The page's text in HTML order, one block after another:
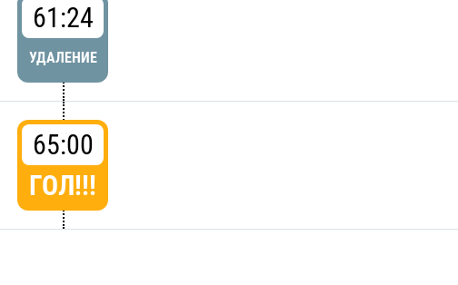
61:24
УДАЛЕНИЕ
65:00
ГОЛ!!!